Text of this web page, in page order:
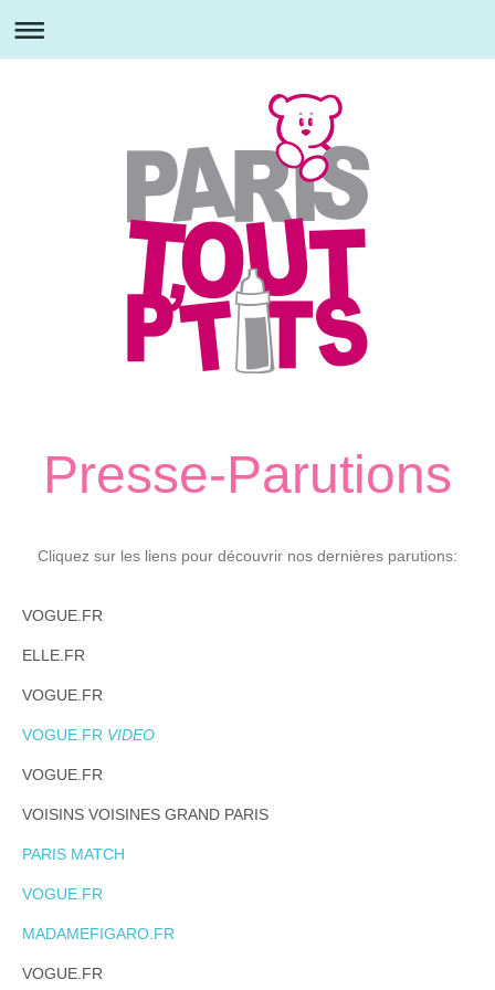
Presse-Parutions
Cliquez sur les liens pour découvrir nos dernières parutions:
VOGUE.FR
ELLE.FR
VOGUE.FR
VOGUE.FR VIDEO
VOGUE.FR
VOISINS VOISINES GRAND PARIS
PARIS MATCH
VOGUE.FR
MADAMEFIGARO.FR
VOGUE.FR